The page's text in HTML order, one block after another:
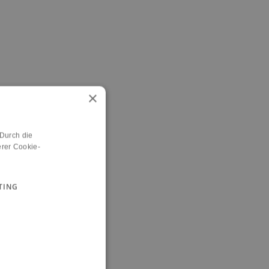
×
die
Cookie-